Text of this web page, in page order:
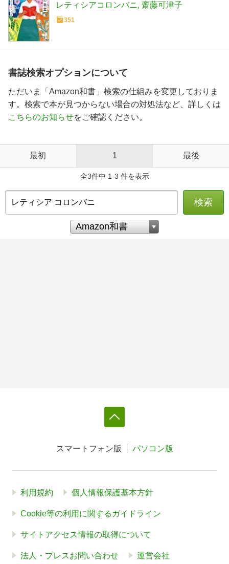
レティシアコロンバニ 齋藤可津子
351
書誌検索オプションについて
ただいま「Amazon和書」検索の仕組みを変更しておりま
す。検索で本が見つからない場合の対処法など、詳しくは
こちらのお知らせをご確認ください。
最初 1 最後
全3件中 1-3 件を表示
検索
スマートフォン版 パソコン版
利用規約 個人情報保護基本方針
Cookie等の利用に関するガイドライン
サイトアクセス情報の取得について
法人・プレスお問い合わせ 運営会社